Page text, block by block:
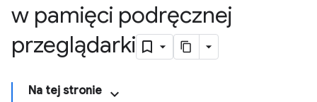
w pamięci podręcznej
przeglądarki
Na tej stronie